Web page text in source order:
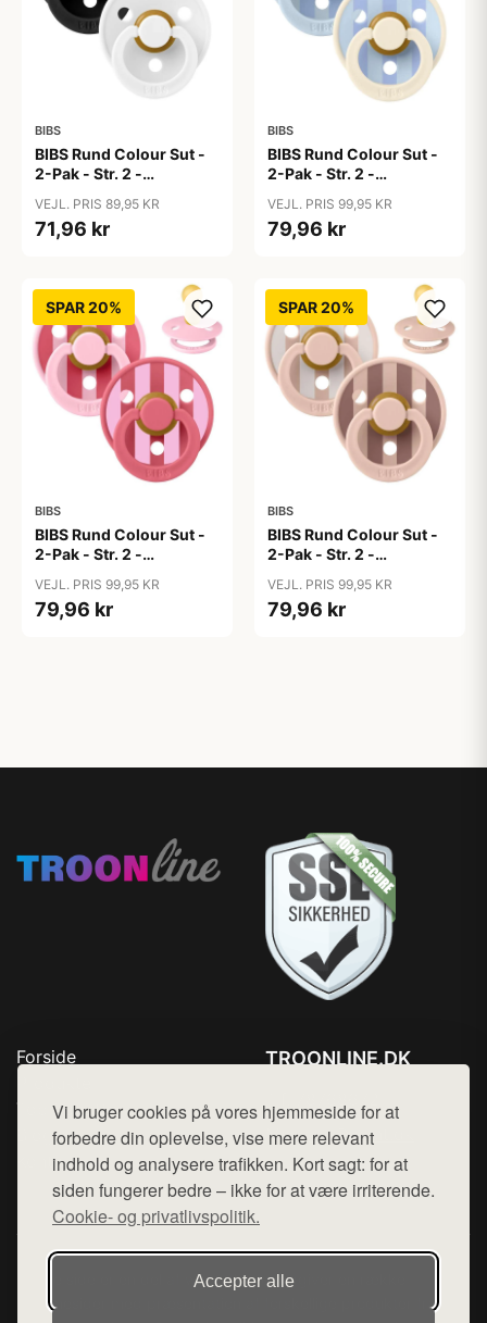
Vi bruger cookies på vores hjemmeside for at
forbedre din oplevelse, vise mere relevant
indhold og analysere trafikken. Kort sagt: for at
siden fungerer bedre – ikke for at være irriterende.
Cookie- og privatlivspolitik.
Accepter alle
BIBS
BIBS Rund Colour Sut -
2-Pak - Str. 2 -
Black/White
VEJL. PRIS 89,95 KR
71,96 kr
BIBS
BIBS Rund Colour Sut -
2-Pak - Str. 2 -
Studio - Baby Blue/Dusty
Blue Mix
VEJL. PRIS 99,95 KR
79,96 kr
SPAR 20%
BIBS
BIBS Rund Colour Sut -
2-Pak - Str. 2 -
Studio - Baby Pink/Coral
Mix
VEJL. PRIS 99,95 KR
79,96 kr
SPAR 20%
BIBS
BIBS Rund Colour Sut -
2-Pak - Str. 2 -
Studio - Blush Mix
VEJL. PRIS 99,95 KR
79,96 kr
Forside
Top Rabatter
Blog
Kontakt
TROONLINE.DK
Mail: hej@want.dk
Cookie- og privatlivspolitik
Denne side er en del af want.dk, der udgiver en række
hjemmesider med præsentation af forskellige produkter fra